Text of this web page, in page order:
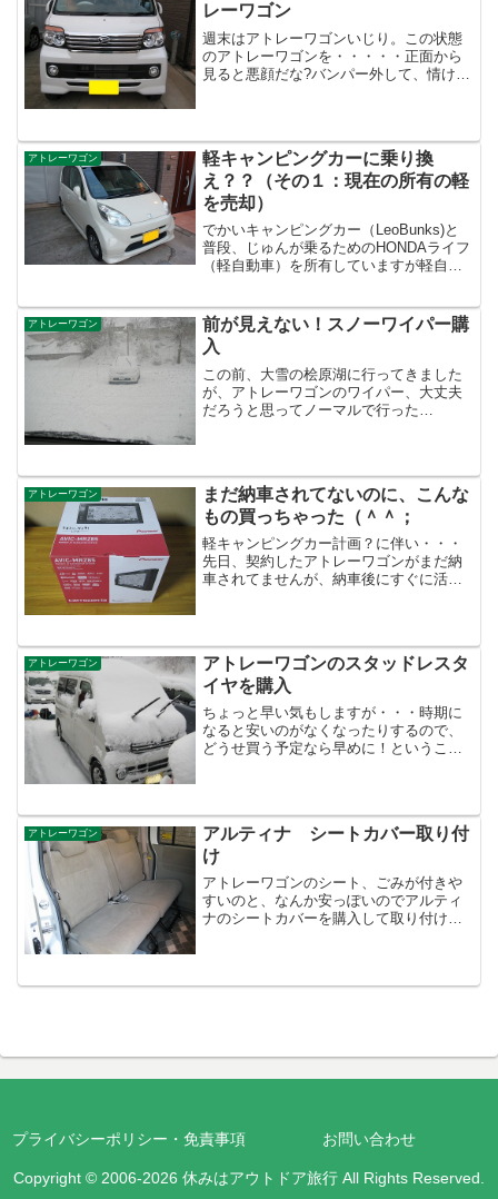
レーワゴン
週末はアトレーワゴンいじり。この状態
のアトレーワゴンを・・・・・正面から
見ると悪顔だな?バンパー外して、情けな
ホーンを交換。純正ホー...
アトレーワゴン
軽キャンピングカーに乗り換
え？？（その１：現在の所有の軽
を売却）
でかいキャンピングカー（LeoBunks)と
普段、じゅんが乗るためのHONDAライフ
（軽自動車）を所有していますが軽自動
外に色々理由はありますが、詳細はその
２の購入編...
アトレーワゴン
前が見えない！スノーワイパー購
入
この前、大雪の桧原湖に行ってきました
が、アトレーワゴンのワイパー、大丈夫
だろうと思ってノーマルで行った
れていません。キャンピングカー...
アトレーワゴン
まだ納車されてないのに、こんな
もの買っちゃった（＾＾；
軽キャンピングカー計画？に伴い・・・
先日、契約したアトレーワゴンがまだ納
車されてませんが、納車後にすぐに活動
高機能はいらないとい...
アトレーワゴン
アトレーワゴンのスタッドレスタ
イヤを購入
ちょっと早い気もしますが・・・時期に
なると安いのがなくなったりするので、
どうせ買う予定なら早めに！ということ
ント1000円分プレゼン...
アトレーワゴン
アルティナ シートカバー取り付
け
アトレーワゴンのシート、ごみが付きや
すいのと、なんか安っぽいのでアルティ
ナのシートカバーを購入して取り付け送
リなんで...
プライバシーポリシー・免責事項 お問い合わせ
Copyright © 2006-2026 休みはアウトドア旅行 All Rights Reserved.